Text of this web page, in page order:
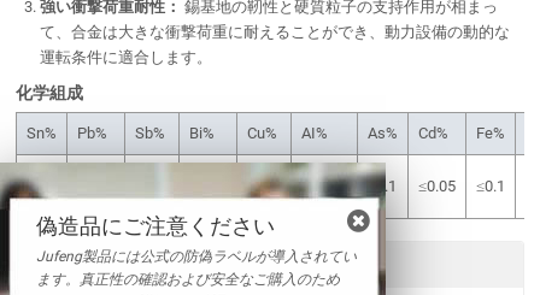
強い衝撃荷重耐性： 錫基地の靭性と硬質粒子の支持作用が相まっ
て、合金は大きな衝撃荷重に耐えることができ、動力設備の動的な
運転条件に適合します。
化学組成
Sn% Pb% Sb% Bi% Cu% AI% As% Cd% Fe%
残
り
8.00
3.00-
4.00
≤0.005 ≤0.1 ≤0.05 ≤0.1
送信
偽造品にご注意ください
Jufeng製品には公式の防偽ラベルが導入されてい
ます。真正性の確認および安全なご購入のため